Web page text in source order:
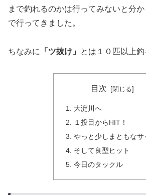
まで釣れるのかは行ってみないと分
で行ってきました。
ちなみに 「ツ抜け」 とは１０匹以上釣
目次
大淀川へ
１投目からHIT！
やっと少しまともなサ
そして良型ヒット
今日のタックル